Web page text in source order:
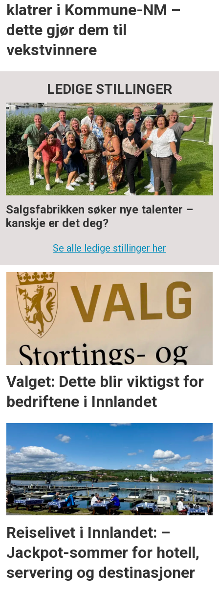
klatrer i Kommune-NM –
dette gjør dem til
vekstvinnere
LEDIGE STILLINGER
Salgsfabrikken søker nye talenter –
kanskje er det deg?
Se alle ledige stillinger her
Valget: Dette blir viktigst for
bedriftene i Innlandet
Reiselivet i Innlandet: –
Jackpot-sommer for hotell,
servering og destinasjoner